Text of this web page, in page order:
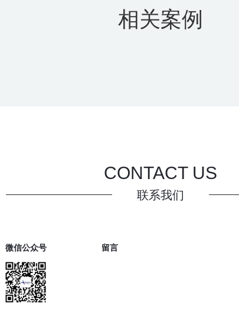
相关案例
CONTACT US
联系我们
微信公众号 留言